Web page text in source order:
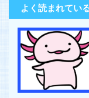
よく読まれてい